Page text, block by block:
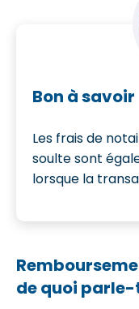
Bon à savoir
Les frais de
soulte sont
lorsque la
de quoi